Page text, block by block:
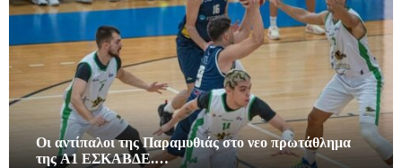
Οι αντίπαλοι της Παραμυθιάς στο νεο πρωτάθλημα
της A1 ΕΣΚΑΒΔΕ.…